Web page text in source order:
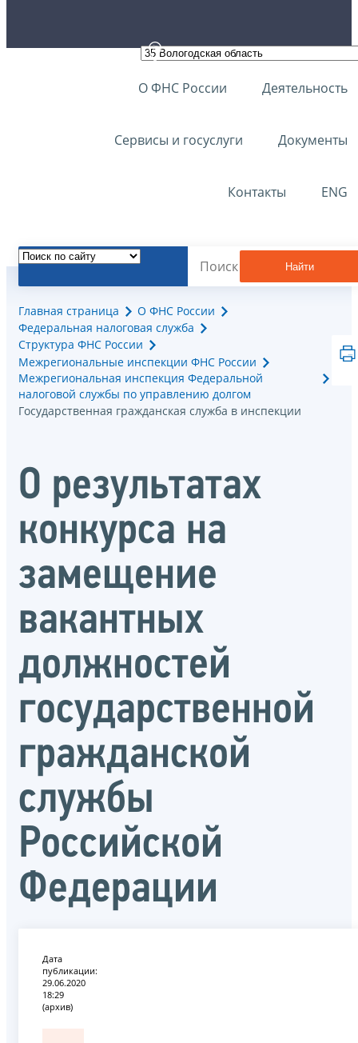
О ФНС России Деятельность
Сервисы и госуслуги Документы
Контакты ENG
Найти
Главная страница
О ФНС России
Федеральная налоговая служба
Структура ФНС России
Межрегиональные инспекции ФНС России
Межрегиональная инспекция Федеральной
налоговой службы по управлению долгом
Государственная гражданская служба в инспекции
О результатах
конкурса на
замещение
вакантных
должностей
государственной
гражданской
службы
Российской
Федерации
Дата
публикации:
29.06.2020
18:29
(архив)